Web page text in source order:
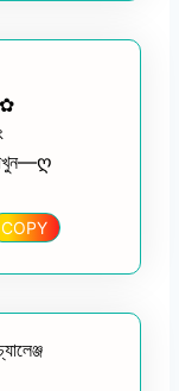
COPY